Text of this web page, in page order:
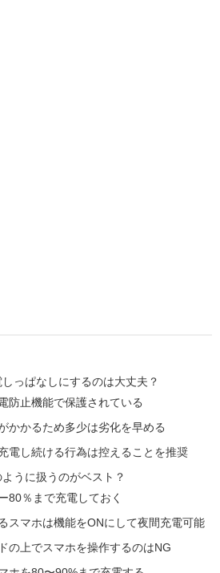
っぱなしにするのは大丈夫？
防止機能で保護されている
かかるため多少は劣化を早める
電し続ける行為は控えることを推奨
うに扱うのがベスト？
80％まで充電しておく
スマホは機能をONにして夜間充電可能
の上でスマホを操作するのはNG